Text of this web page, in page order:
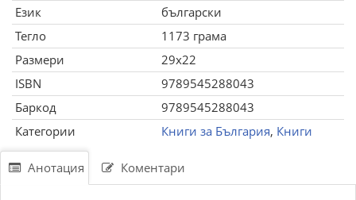
Език
български
Тегло
1173 грама
Размери
29x22
ISBN
9789545288043
Баркод
9789545288043
Категории
Книги за България, Книги
Анотация Коментари